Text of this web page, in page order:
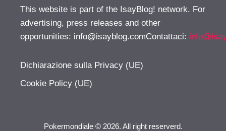
This website is part of the IsayBlog! network. For
advertising, press releases and other
opportunities: info@isayblog.comContattaci:
Dichiarazione sulla Privacy (UE)
Cookie Policy (UE)
Pokermondiale © 2026. All right reserverd.